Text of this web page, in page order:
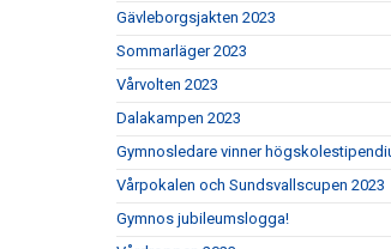
Gävleborgsjakten 2023
Sommarläger 2023
Vårvolten 2023
Dalakampen 2023
Gymnosledare vinner
Vårpokalen och Sundsvallscupen 2023
Gymnos jubileumslogga!